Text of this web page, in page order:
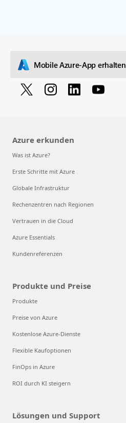
Mobile Azure-App erhalten
Azure erkunden
Was ist Azure?
Erste Schritte mit Azure
Globale Infrastruktur
Rechenzentren nach Regionen
Vertrauen in die Cloud
Azure Essentials
Kundenreferenzen
Produkte und Preise
Produkte
Preise von Azure
Kostenlose Azure-Dienste
Flexible Kaufoptionen
FinOps in Azure
ROI durch KI steigern
Lösungen und Support